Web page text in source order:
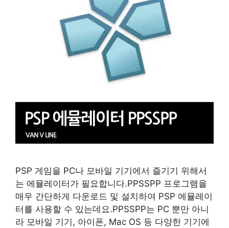
PSP 게임을 PC나 모바일 기기에서 즐기기 위해서
는 에뮬레이터가 필요합니다.PPSSPP 프로그램을
매우 간단하게 다운로드 및 설치하여 PSP 에뮬레이
터를 사용할 수 있는데요.PPSSPP는 PC 뿐만 아니
라 모바일 기기, 아이폰, Mac OS 등 다양한 기기에